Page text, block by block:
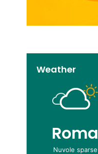
Weather
Roma
Nuvole sparse